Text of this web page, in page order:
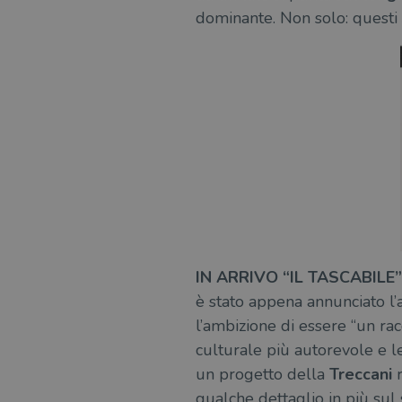
dominante. Non solo:
IN ARRIVO “IL
è stato appena annunciato
l’ambizione di essere “un
culturale più autorevole e
un progetto della Treccani
msToken
Platform
VISITOR_INFO1_LIVE